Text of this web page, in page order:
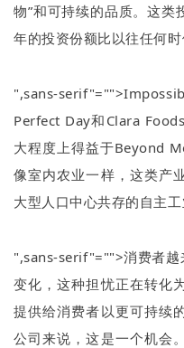
物”和可持续的品质。这类
年的投资份额比以往任何时
",sans-
Perfect Day和 Clara Foods
大程度上得益于Beyond
像室内农业一样，这类产
大型人口中心共存的自主工
",sans-serif"="">消费者越
变化，这种担忧正在转化
提供给消费者以更可持续
公司来说，这是一个机会